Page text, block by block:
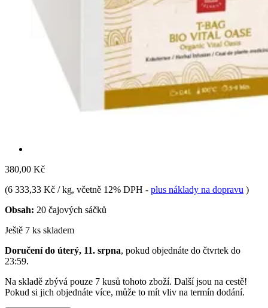
380,00 Kč
(6 333,33 Kč / kg, včetně 12% DPH - plus náklady na dopravu )
Obsah: 20 čajových sáčků
Ještě 7 ks skladem
Doručení do úterý, 11. srpna, pokud objednáte do čtvrtek do
23:59.
Na skladě zbývá pouze 7 kusů tohoto zboží. Další jsou na cestě!
Pokud si jich objednáte více, může to mít vliv na termín dodání.